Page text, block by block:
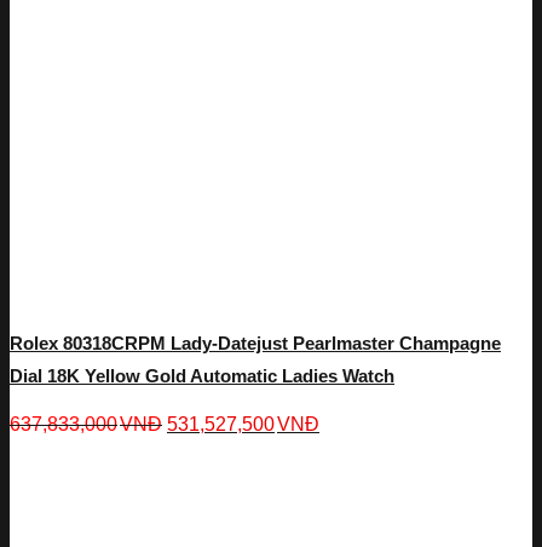
Rolex 80318CRPM Lady-Datejust Pearlmaster Champagne
Dial 18K Yellow Gold Automatic Ladies Watch
637,833,000VNĐ 531,527,500VNĐ